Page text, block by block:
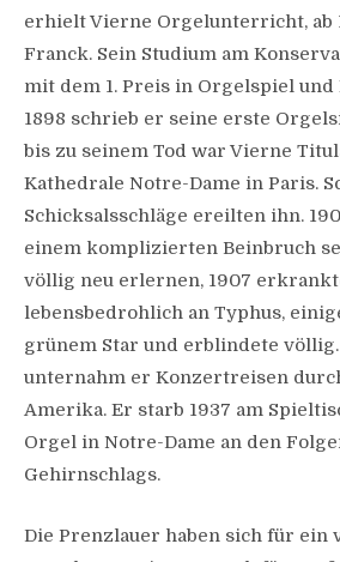
erhielt Vierne Orgelunterricht, ab
Franck. Sein Studium am
mit dem 1. Preis in Orgelspiel
1898 schrieb er seine erste
bis zu seinem Tod war Vierne
Kathedrale Notre-Dame in Paris.
Schicksalsschläge ereilten ihn.
einem komplizierten Beinbruch
völlig neu erlernen, 1907
lebensbedrohlich an Typhus,
grünem Star und erblindete
unternahm er Konzertreisen
Amerika. Er starb 1937 am
Orgel in Notre-Dame an den
Gehirnschlags.
Die Prenzlauer haben sich für ein